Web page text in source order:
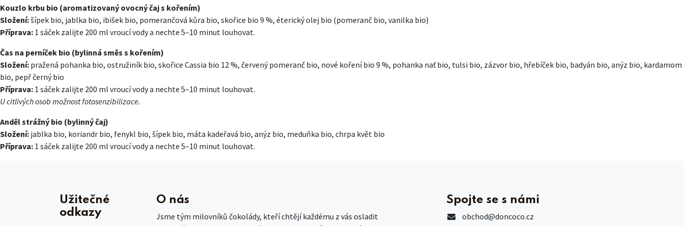
Kouzlo krbu bio (aromatizovaný ovocný čaj s kořením)
Složení:šípek bio, jablka bio, ibišek bio, pomerančová kůra bio, skořice bio 9 %, éterický olej bio (pomeranč bio, vanilka bio)
Příprava: 1 sáček zalijte 200 ml vroucí vody a nechte 5–10 minut louhovat.
Čas na perníček bio (bylinná směs s kořením)
Složení: pražená pohanka bio, ostružiník bio, skořice Cassia bio 12 %, červený pomeranč bio, nové koření bio 9 %, pohanka nať bio, tulsi bio, zázvor bio, hřebíček bio, badyán bio, anýz bio, kardamom
bio, pepř černý bio
Příprava: 1 sáček zalijte 200 ml vroucí vody a nechte 5–10 minut louhovat.
U citlivých osob možnost fotosenzibilizace.
Anděl strážný bio (bylinný čaj)
Složení: jablka bio, koriandr bio, fenykl bio, šípek bio, máta kadeřavá bio, anýz bio, meduňka bio, chrpa květ bio
Příprava: 1 sáček zalijte 200 ml vroucí vody a nechte 5–10 minut louhovat.
Užitečné
odkazy
O nás
Jsme tým milovníků čokolády, kteří chtějí každému z vás osladit
Spojte se s námi
obchod@doncoco.cz